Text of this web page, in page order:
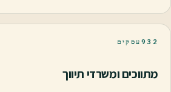
932 עסקים
מתווכים ומשרדי תיווך